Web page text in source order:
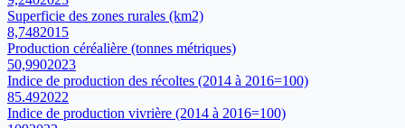
Superficie des zones rurales (km2)
8,7482015
Production céréalière (tonnes métriques)
50,9902023
Indice de production des récoltes (2014 à 2016=100)
85.492022
Indice de production vivrière (2014 à 2016=100)